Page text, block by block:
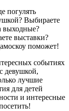
погулять
Выбираете
выходные?
выставки?
поможет!
событиях
девушкой,
лучшие
для детей
и интересные